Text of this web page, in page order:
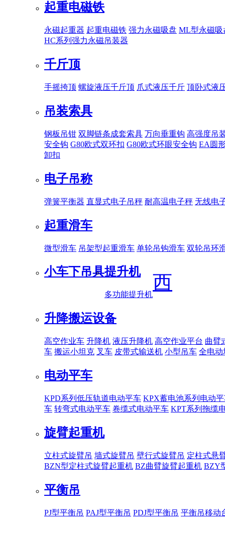
起重电磁铁
永磁起重器 起重电磁铁 强力永磁吸盘 ML型永磁吸
HC系列强力永磁吊装器
千斤顶
手摇挎顶 螺旋液压千斤顶 爪式液压千斤 顶卧式液
吊装索具
钢板吊钳 双脚链条成套索具 万向垂重钩 高强度吊
安全钩 G80欧式双环扣 G80欧式环眼安全钩 EA圆
卸扣
电子吊称
弹簧平衡器 直显式电子吊秤 耐高温电子秤 无线电
起重滑车
微型滑车 吊架型起重滑车 单轮吊钩滑车 双轮吊环
小车下吊具提升机
多功能提升机
升降搬运设备
高空作业车 升降机 液压升降机 高空作业平台 曲臂
车 搬运小坦克 叉车 皮带式输送机 小型吊车 全电动
电动平车
KPD系列低压轨道电动平车 KPX蓄电池系列电动
车 转弯式电动平车 卷缆式电动平车 KPT系列拖缆
旋臂起重机
立柱式旋臂吊 墙式旋臂吊 壁行式旋臂吊 定柱式悬
BZN型定柱式旋臂起重机 BZ曲臂旋臂起重机 BZY
平衡吊
PJ型平衡吊 PAJ型平衡吊 PDJ型平衡吊 平衡吊移动
西